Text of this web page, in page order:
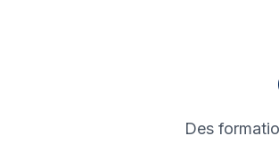
Des